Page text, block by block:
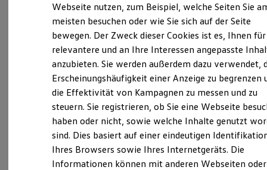
Laden
Laden unterwegs
Laden Zuhause
Ladestationen finden
Ladezeitensimulator
Batterie
Sicherheit
Garantie und Lebensdauer
Nachhaltigkeit
Technologie
Kosten und Kauf
Verbrauchskosten
Kaufoptionen
E-Auto-Förderung
Software und Konnektivität
Splieterstraße 69, 48231 Warendorf
Montag-Donnerstag 08:00-18:00 Uhr
Freitag
08:00- 17:00 Uhr
Samstag
09:00-13:00 Uhr
Sonntag
Geschlossen
Webseite nutzen, zum Beispiel, welche Seiten Sie
meisten besuchen oder wie Sie sich auf der Seite
bewegen. Der Zweck dieser Cookies ist es, Ihnen für
relevantere und an Ihre Interessen angepasste
anzubieten. Sie werden außerdem dazu verwendet,
Erscheinungshäufigkeit einer Anzeige zu begrenzen
die Effektivität von Kampagnen zu messen und zu
steuern. Sie registrieren, ob Sie eine Webseite
haben oder nicht, sowie welche Inhalte genutzt
sind. Dies basiert auf einer eindeutigen
Ihres Browsers sowie Ihres Internetgeräts. Die
Informationen können mit anderen Webseiten oder